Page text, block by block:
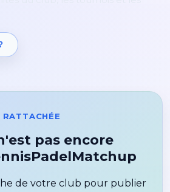
RATTACHÉE
pas encore
de votre club pour publier